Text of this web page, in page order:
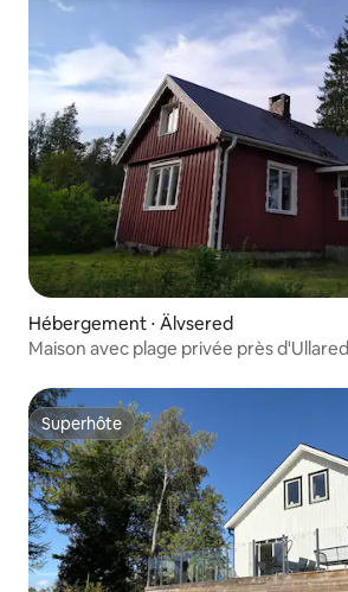
Hébergement ⋅ Älvsered
Maison avec plage privée près d'Ullared
Superhôte
Superhôte